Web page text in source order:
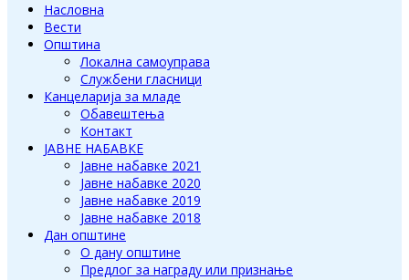
Насловна
Вести
Општина
Локална самоуправа
Службени гласници
Канцеларија за младе
Обавештења
Контакт
ЈАВНЕ НАБАВКЕ
Јавне набавке 2021
Јавне набавке 2020
Јавне набавке 2019
Јавне набавке 2018
Дан општине
О дану општине
Предлог за награду или признање